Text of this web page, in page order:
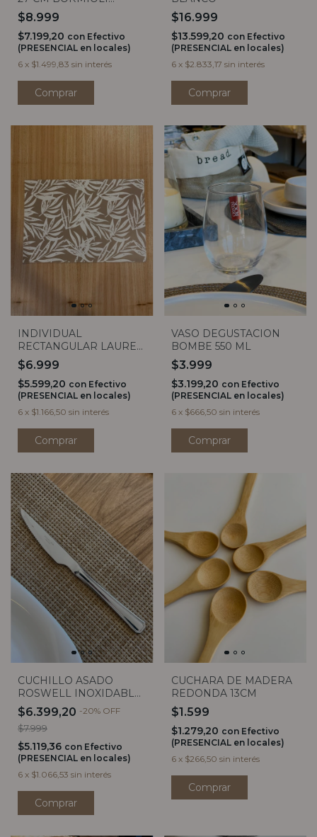
ROCCO
$8.999
$7.199,20 con Efectivo
(PRESENCIAL en locales)
6 x $1.499,83 sin interés
$16.999
$13.599,20 con Efectivo
(PRESENCIAL en locales)
6 x $2.833,17 sin interés
INDIVIDUAL
RECTANGULAR LAUREL
HABANO
$6.999
$5.599,20 con Efectivo
(PRESENCIAL en locales)
6 x $1.166,50 sin interés
VASO DEGUSTACION
BOMBE 550 ML
$3.999
$3.199,20 con Efectivo
(PRESENCIAL en locales)
6 x $666,50 sin interés
CUCHILLO ASADO
ROSWELL INOXIDABLE
CORAL
$6.399,20 -20% OFF
$7.999
$5.119,36 con Efectivo
(PRESENCIAL en locales)
6 x $1.066,53 sin interés
CUCHARA DE MADERA
REDONDA 13CM
$1.599
$1.279,20 con Efectivo
(PRESENCIAL en locales)
6 x $266,50 sin interés